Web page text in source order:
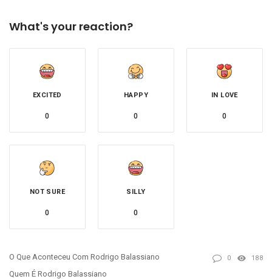
What's your reaction?
EXCITED
0
HAPPY
0
IN LOVE
0
NOT SURE
0
SILLY
0
O Que Aconteceu Com Rodrigo Balassiano
Quem É Rodrigo Balassiano
0 188